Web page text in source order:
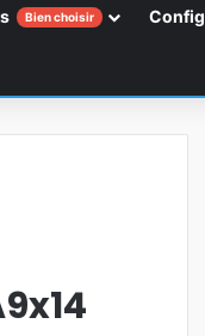
Bien choisir